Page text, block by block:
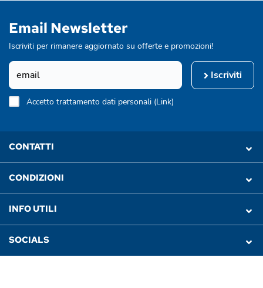
Email Newsletter
Iscriviti per rimanere aggiornato su offerte e promozioni!
Iscriviti
Accetto trattamento dati personali (Link)
CONTATTI
CONDIZIONI
INFO UTILI
SOCIALS